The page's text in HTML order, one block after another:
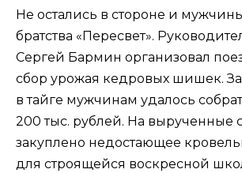
Не остались в стороне и
братства «Пересвет».
Сергей Бармин организовал
сбор урожая кедровых шишек.
в тайге мужчинам удалось
200 тыс. рублей. На вырученные
закуплено недостающее
для строящейся воскресной